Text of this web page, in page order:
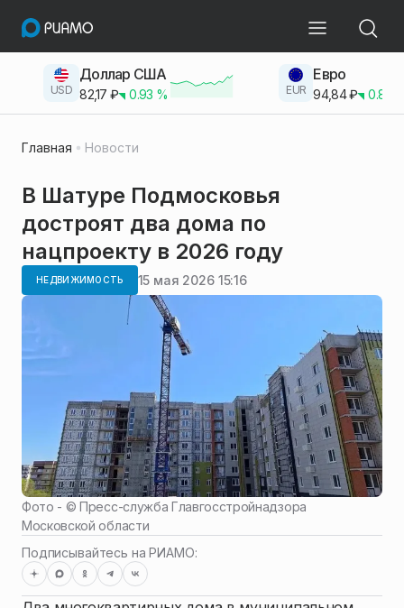
USD
Доллар США
82,17 ₽ 0.93 % EUR
Евро
94,84₽ 0.83
Главная Новости
В Шатуре Подмосковья
достроят два дома по
нацпроекту в 2026 году
НЕДВИЖИМОСТЬ 15 мая 2026 15:16
Фото - ©Пресс-служба Главгосстройнадзора
Московской области
Подписывайтесь на РИАМО: